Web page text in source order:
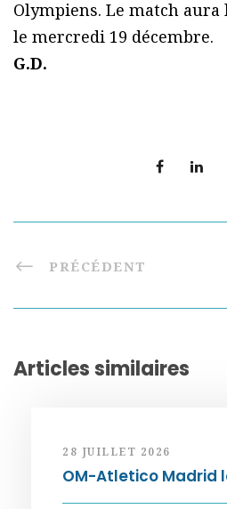
Olympiens. Le match
le mercredi 19 décembre.
G.D.
PRÉCÉDENT
Articles similaires
28 JUILLET 2026
OM-Atletico Madrid